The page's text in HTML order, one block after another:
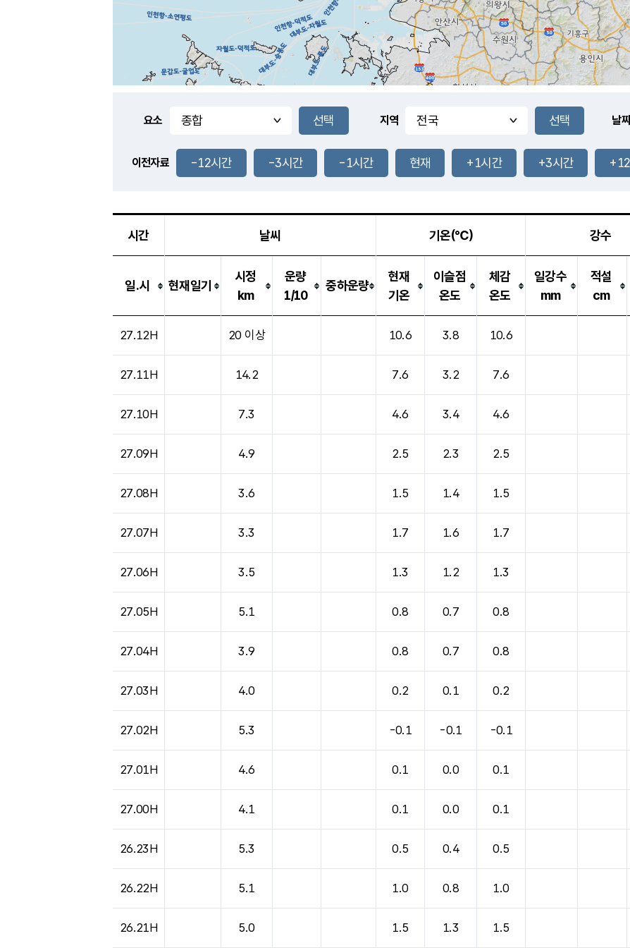
요소 지역 날
이전자료 -12시간 -3시간 -1시간 현재 +1시간 +3시간
시간 날씨 기온(℃) 강수
일.시 현재일기
시정
km
운량
1/10
중하운량
현재
기온
이슬점
온도
체감
온도
일강수
mm
적설
cm
27.12H 20 이상 10.6 3.8 10.6
27.11H 14.2 7.6 3.2 7.6
27.10H 7.3 4.6 3.4 4.6
27.09H 4.9 2.5 2.3 2.5
27.08H 3.6 1.5 1.4 1.5
27.07H 3.3 1.7 1.6 1.7
27.06H 3.5 1.3 1.2 1.3
27.05H 5.1 0.8 0.7 0.8
27.04H 3.9 0.8 0.7 0.8
27.03H 4.0 0.2 0.1 0.2
27.02H 5.3 -0.1 -0.1 -0.1
27.01H 4.6 0.1 0.0 0.1
27.00H 4.1 0.1 0.0 0.1
26.23H 5.3 0.5 0.4 0.5
26.22H 5.1 1.0 0.8 1.0
26.21H 5.0 1.5 1.3 1.5